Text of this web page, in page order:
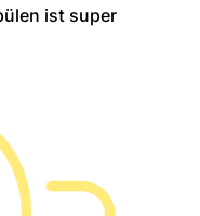
ist super